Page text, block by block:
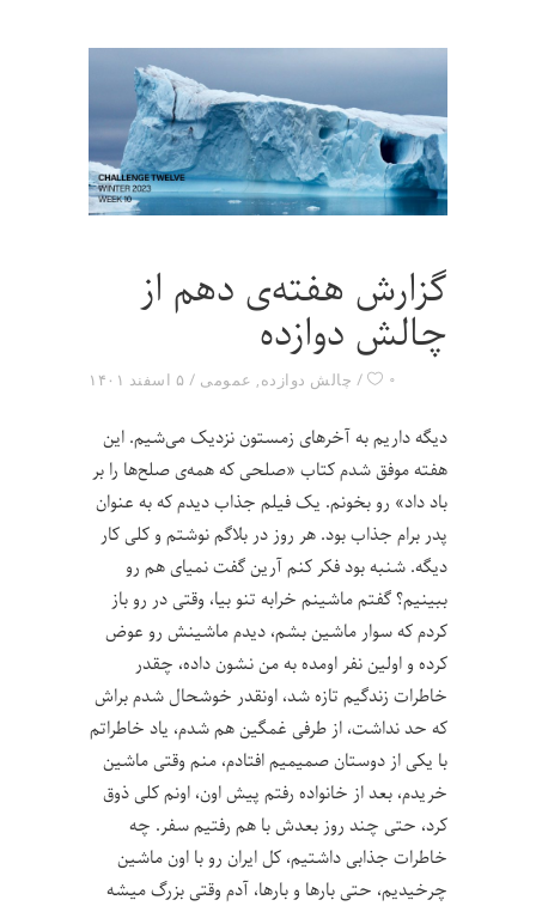
گزارش هفته‌ی دهم از
چالش دوازده
۵ اسفند ۱۴۰۱ چالش دوازده, عمومی ۰
دیگه داریم به آخرهای زمستون نزدیک می‌شیم. این
هفته موفق شدم کتاب «صلحی که همه‌ی صلح‌ها را بر
باد داد» رو بخونم. یک فیلم جذاب دیدم که به عنوان
پدر برام جذاب بود. هر روز در بلاگم نوشتم و کلی کار
دیگه. شنبه بود فکر کنم آرین گفت نمیای هم رو
ببینیم؟ گفتم ماشینم خرابه تنو بیا، وقتی در رو باز
کردم که سوار ماشین بشم، دیدم ماشینش رو عوض
کرده و اولین نفر اومده به من نشون داده، چقدر
خاطرات زندگیم تازه شد، اونقدر خوشحال شدم براش
که حد نداشت، از طرفی غمگین هم شدم، یاد خاطراتم
با یکی از دوستان صمیمیم افتادم، منم وقتی ماشین
خریدم، بعد از خانواده رفتم پیش اون، اونم کلی ذوق
کرد، حتی چند روز بعدش با هم رفتیم سفر. چه
خاطرات جذابی داشتیم، کل ایران رو با اون ماشین
چرخیدیم، حتی بارها و بارها، آدم وقتی بزرگ میشه